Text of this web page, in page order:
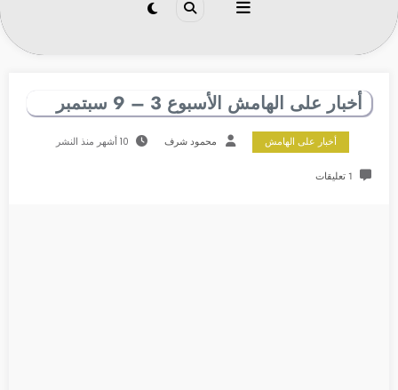
أخبار على الهامش الأسبوع 3 – 9 سبتمبر
أخبار على الهامش محمود شرف 10 أشهر منذ النشر
1 تعليقات